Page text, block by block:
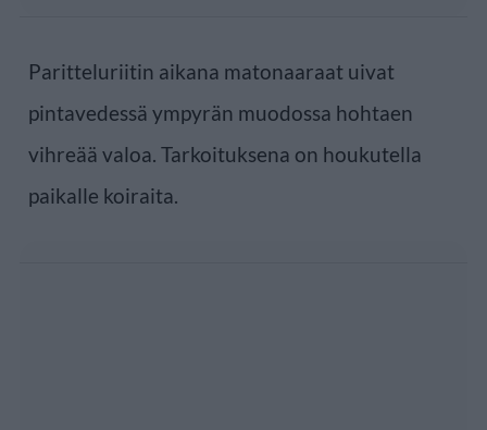
Paritteluriitin aikana matonaaraat uivat
pintavedessä ympyrän muodossa hohtaen
vihreää valoa. Tarkoituksena on houkutella
paikalle koiraita.